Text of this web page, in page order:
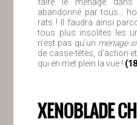
abandonné par tous…
rats ! Il faudra ainsi
tous plus insolites les
n’est pas qu’un ménage
de casse-têtes, d’action
qui en met plein la vue !
XENOBLADE